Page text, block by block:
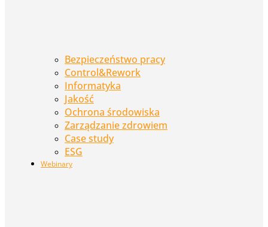
Bezpieczeństwo pracy
Control&Rework
Informatyka
Jakość
Ochrona środowiska
Zarządzanie zdrowiem
Case study
ESG
Webinary